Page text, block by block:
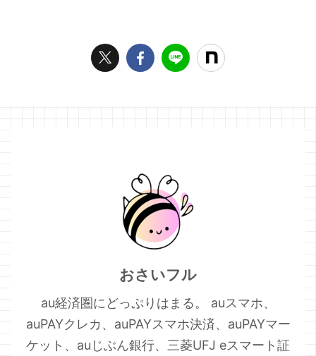
ずに参加したいものです。
Pontaパス 上の緑で囲った
すが、もし表示されない場合
は “クーポン” タブをタップ
おさいフル
au経済圏にどっぷりはまる。 auスマホ、
auPAYクレカ、auPAYスマホ決済、auPAYマー
ケット、auじぶん銀行、三菱UFJ eスマート証